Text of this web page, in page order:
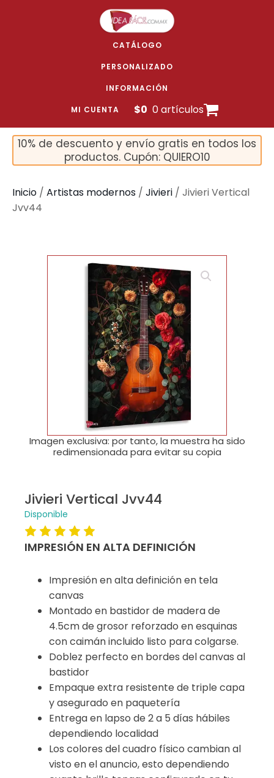
CATÁLOGO
PERSONALIZADO
INFORMACIÓN
MI CUENTA $0 0 artículos
10% de descuento y envío gratis en todos los
productos. Cupón: QUIERO10
Inicio / Artistas modernos / Jivieri / Jivieri Vertical
Jvv44
🔍
Imagen exclusiva: por tanto, la muestra ha sido
redimensionada para evitar su copia
Jivieri Vertical Jvv44
Disponible
IMPRESIÓN EN ALTA DEFINICIÓN
Impresión en alta definición en tela
canvas
Montado en bastidor de madera de
4.5cm de grosor reforzado en esquinas
con caimán incluido listo para colgarse.
Doblez perfecto en bordes del canvas al
bastidor
Empaque extra resistente de triple capa
y asegurado en paquetería
Entrega en lapso de 2 a 5 días hábiles
dependiendo localidad
Los colores del cuadro físico cambian al
visto en el anuncio, esto dependiendo